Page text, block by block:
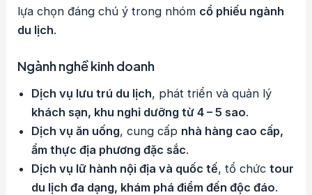
lựa chọn đáng chú ý trong nhóm cổ phiếu ngành
du lịch.
Ngành nghề kinh doanh
Dịch vụ lưu trú du lịch, phát triển và quản lý
khách sạn, khu nghỉ dưỡng từ 4 – 5 sao.
Dịch vụ ăn uống, cung cấp nhà hàng cao cấp,
ẩm thực địa phương đặc sắc.
Dịch vụ lữ hành nội địa và quốc tế, tổ chứctour
du lịch đa dạng, khám phá điểm đến độc đáo.